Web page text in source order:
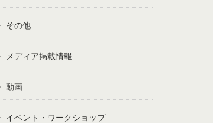
その他
メディア掲載情報
動画
イベント・ワークショップ